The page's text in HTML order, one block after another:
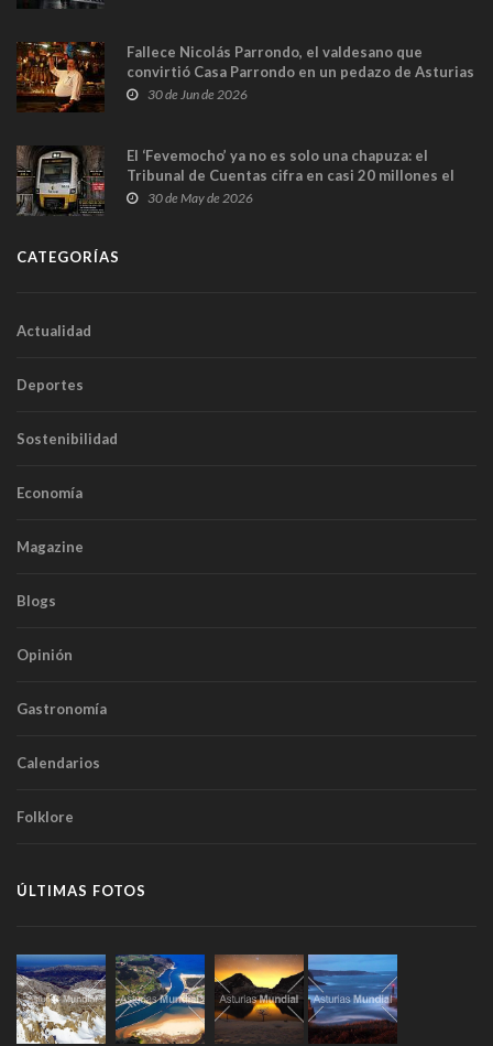
Fallece Nicolás Parrondo, el valdesano que
convirtió Casa Parrondo en un pedazo de Asturias
en Madrid
30 de Jun de 2026
El ‘Fevemocho’ ya no es solo una chapuza: el
Tribunal de Cuentas cifra en casi 20 millones el
sobrecoste de los trenes que no cabían por los
30 de May de 2026
CATEGORÍAS
Actualidad
Deportes
Sostenibilidad
Economía
Magazine
Blogs
Opinión
Gastronomía
Calendarios
Folklore
ÚLTIMAS FOTOS